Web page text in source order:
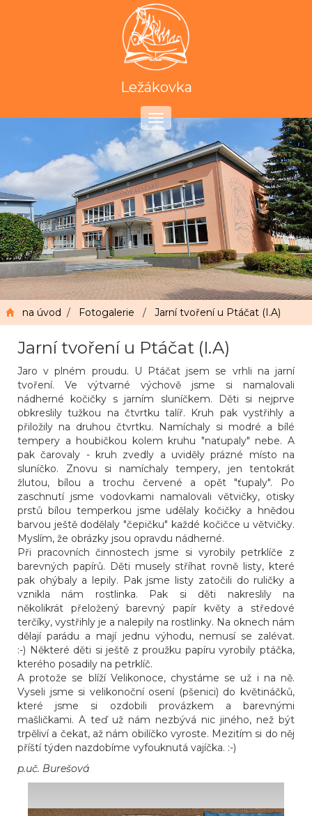
Ležákovka
Toggle
navigation
na úvod / Fotogalerie / Jarní tvoření u Ptáčat (I.A)
Jarní tvoření u Ptáčat (I.A)
Jaro v plném proudu. U Ptáčat jsem se vrhli na jarní
tvoření. Ve výtvarné výchově jsme si namalovali
nádherné kočičky s jarním sluníčkem. Děti si nejprve
obkreslily tužkou na čtvrtku talíř. Kruh pak vystřihly a
přiložily na druhou čtvrtku. Namíchaly si modré a bílé
tempery a houbičkou kolem kruhu "naťupaly" nebe. A
pak čarovaly - kruh zvedly a uviděly prázné místo na
sluníčko. Znovu si namíchaly tempery, jen tentokrát
žlutou, bílou a trochu červené a opět "ťupaly". Po
zaschnutí jsme vodovkami namalovali větvičky, otisky
prstů bílou temperkou jsme udělaly kočičky a hnědou
barvou ještě dodělaly "čepičku" každé kočičce u větvičky.
Myslím, že obrázky jsou opravdu nádherné.
Při pracovních činnostech jsme si vyrobily petrklíče z
barevných papírů. Děti musely stříhat rovně listy, které
pak ohýbaly a lepily. Pak jsme listy zatočili do ruličky a
vznikla nám rostlinka. Pak si děti nakreslily na
několikrát přeložený barevný papír květy a středové
terčíky, vystřihly je a nalepily na rostlinky. Na oknech nám
dělají parádu a mají jednu výhodu, nemusí se zalévat.
:-) Některé děti si ještě z proužku papíru vyrobily ptáčka,
kterého posadily na petrklíč.
A protože se blíží Velikonoce, chystáme se už i na ně.
Vyseli jsme si velikonoční osení (pšenici) do květináčků,
které jsme si ozdobili provázkem a barevnými
mašličkami. A teď už nám nezbývá nic jiného, než být
trpěliví a čekat, až nám obilíčko vyroste. Mezitím si do něj
příští týden nazdobíme vyfouknutá vajíčka. :-)
p.uč. Burešová